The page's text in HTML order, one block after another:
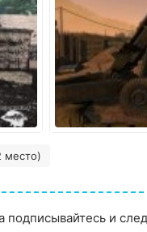
место)
и